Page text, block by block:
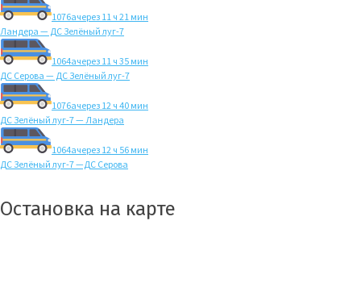
1076ачерез 11 ч 21 мин
Ландера — ДС Зелёный луг-7
1064ачерез 11 ч 35 мин
ДС Серова — ДС Зелёный луг-7
1076ачерез 12 ч 40 мин
ДС Зелёный луг-7 — Ландера
1064ачерез 12 ч 56 мин
ДС Зелёный луг-7 —ДС Серова
Остановка на карте